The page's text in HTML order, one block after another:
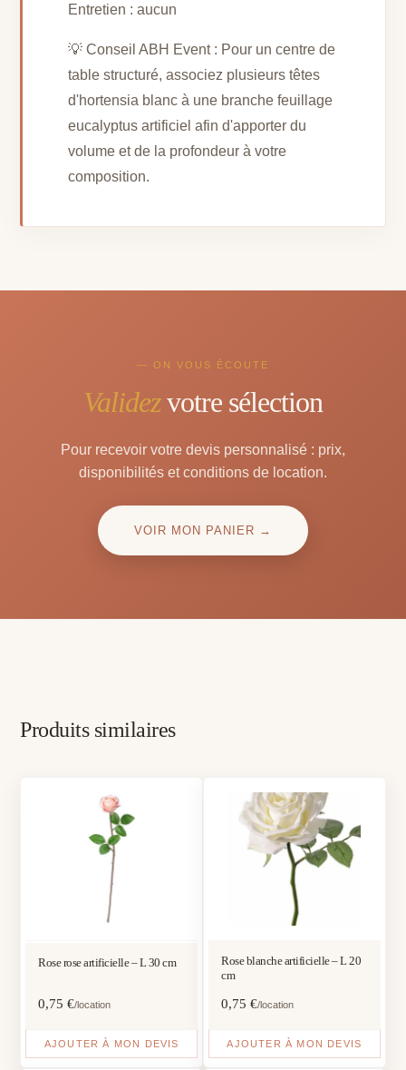
Entretien : aucun
💡 Conseil ABH Event : Pour un centre de
table structuré, associez plusieurs têtes
d'hortensia blanc à une branche feuillage
eucalyptus artificiel afin d'apporter du
volume et de la profondeur à votre
composition.
— ON VOUS ÉCOUTE
Validezvotre sélection
Pour recevoir votre devis personnalisé : prix,
disponibilités et conditions de location.
VOIR MON PANIER →
Produits similaires
Rose rose artificielle – L 30 cm
0,75€/location
AJOUTER À MON DEVIS
Rose blanche artificielle – L 20
cm
0,75 €/location
AJOUTER À MON DEVIS